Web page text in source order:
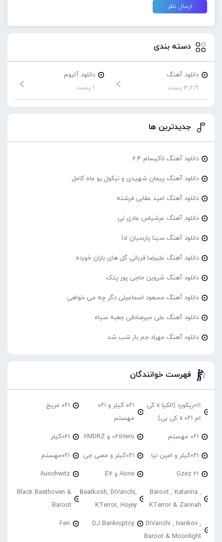
دسته بندی
دانلود آهنگ
3,619 پست
دانلود آلبوم
1 پست
جدیدترین ها
دانلود آهنگ لاکیسام 2.4
دانلود آهنگ پیمان شهیدی و نیکول یو ماه کامل
دانلود آهنگ امید عقابی فرشته
دانلود آهنگ عرشیاس عادی نی
دانلود آهنگ سینا پارسیان ادا
دانلود آهنگ علیرضا قربانی گل های باران خورده
دانلود آهنگ شروین حاجی پور پتک
دانلود آهنگ مسعود اسماعیلی دگر چه می خواهی
دانلود آهنگ علی میرصادقی جعبه سیاه
دانلود آهنگ مهراد جم باز شب شد
فهرست خوانندگان
۰۱۱ریکورد (الکیا x کی
ام ۰۲۱ x کی بی)
۰۲۱ کیلر و ۰۲۱
مهستم
۰۲۱ مریخ
۰۲۱ مهستم 021Hero و 2MDRZ 021کیلر
۰۲۱کیلر و امین نیا ۰۲۱کیلر و مصی جی ۰۲۱مهستم
21 Gzez Aone و E7 Auschwitz
Baroot , Katarina ,
KTerror & Zarinah
Beatkosh, DiVanchi,
KTerror, Hojey
Black Baethoven &
Baroot
DiVanchi , Ivankov ,
Baroot & Moonlight
DJ Bankruptcy
Fen